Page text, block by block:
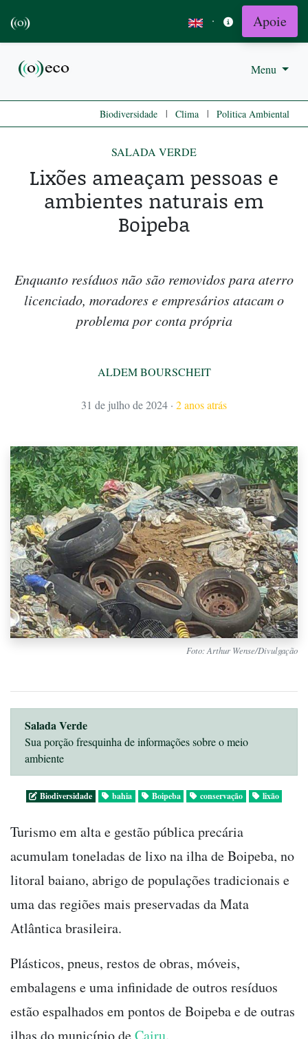
· Apoie
Menu
Biodiversidade | Clima | Politica Ambiental
SALADA VERDE
Lixões ameaçam pessoas e
ambientes naturais em
Boipeba
Enquanto resíduos não são removidos para aterro
licenciado, moradores e empresários atacam o
problema por conta própria
ALDEM BOURSCHEIT
31 de julho de 2024 · 2 anos atrás
Foto: Arthur Wense/Divulgação
Salada Verde
Sua porção fresquinha de informações sobre o meio
ambiente
Biodiversidade bahia Boipeba conservação lixão
Turismo em alta e gestão pública precária
acumulam toneladas de lixo na ilha de Boipeba, no
litoral baiano, abrigo de populações tradicionais e
uma das regiões mais preservadas da Mata
Atlântica brasileira.
Plásticos, pneus, restos de obras, móveis,
embalagens e uma infinidade de outros resíduos
estão espalhados em pontos de Boipeba e de outras
ilhas do município deCairu.